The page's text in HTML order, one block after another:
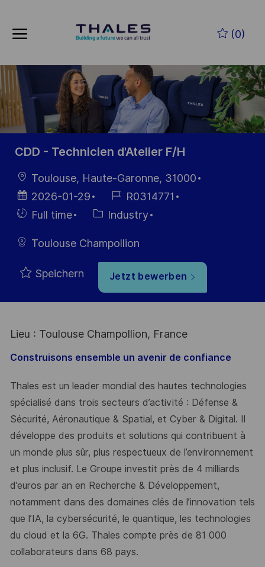
(0)
-
CDD - Technicien d'Atelier F/H
Ort
Toulouse, Haute-Garonne, 31000
Datum der
Veröffentlichung
2026-01-29
Job-
ID
R0314771
Einstellunngstyp
Full time Kategorie
Industry
Toulouse Champollion
Speichern Jetzt bewerben
Lieu : Toulouse Champollion, France
Construisons ensemble un avenir de confiance
Thales est un leader mondial des hautes technologies
spécialisé dans trois secteurs d’activité : Défense &
Sécurité, Aéronautique & Spatial, et Cyber & Digital. Il
développe des produits et solutions qui contribuent à
un monde plus sûr, plus respectueux de l’environnement
et plus inclusif. Le Groupe investit près de 4 milliards
d’euros par an en Recherche & Développement,
notamment dans des domaines clés de l’innovation tels
que l’IA, la cybersécurité, le quantique, les technologies
du cloud et la 6G. Thales compte près de 81 000
collaborateurs dans 68 pays.